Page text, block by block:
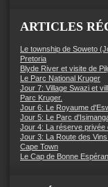
ARTICLES
Le township de Soweto
Pretoria
Blyde River et visite de
Le Parc National Kruger
Jour 7: Village Swazi et
Parc Kruger.
Jour 6: Le Royaume
Jour 5: Le Parc
Jour 4: La réserve privée
Jour 3: La Route des
Cape Town
Le Cap de Bonne